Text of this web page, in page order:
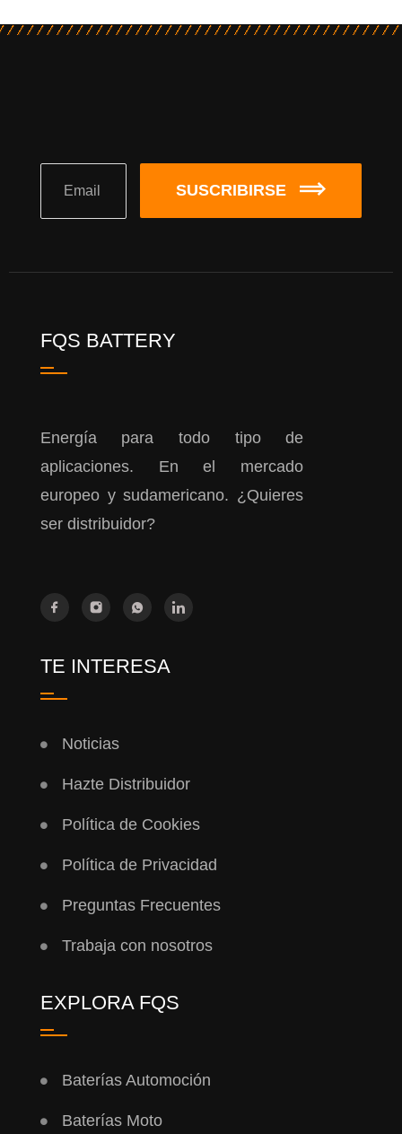
SUSCRIBIRSE
FQS BATTERY
Energía para todo tipo de
aplicaciones. En el mercado
europeo y sudamericano. ¿Quieres
ser distribuidor?
TE INTERESA
Noticias
Hazte Distribuidor
Política de Cookies
Política de Privacidad
Preguntas Frecuentes
Trabaja con nosotros
EXPLORA FQS
Baterías Automoción
Baterías Moto